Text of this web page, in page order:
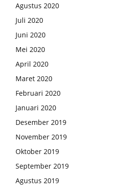
Agustus 2020
Juli 2020
Juni 2020
Mei 2020
April 2020
Maret 2020
Februari 2020
Januari 2020
Desember 2019
November 2019
Oktober 2019
September 2019
Agustus 2019